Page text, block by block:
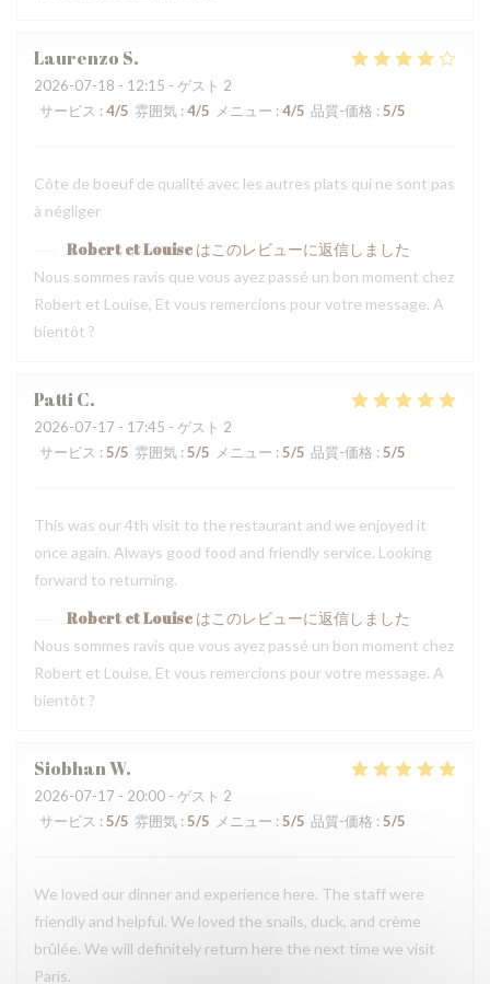
Laurenzo S
2026-07-18 - 12:15 - ゲスト 2
サービス : 4/5 雰囲気 : 4/5 メニュー : 4/5 品質-価格 : 5/5
Côte de boeuf de qualité avec les autres plats qui ne sont pas
à négliger
Robert et Louise はこのレビューに返信しました
Nous sommes ravis que vous ayez passé un bon moment chez
Robert et Louise, Et vous remercions pour votre message. A
bientôt ?
PattiC
2026-07-17 - 17:45 - ゲスト 2
サービス : 5/5 雰囲気 : 5/5 メニュー : 5/5 品質-価格 : 5/5
This was our 4th visit to the restaurant and we enjoyed it
once again. Always good food and friendly service. Looking
forward to returning.
Robert et Louise はこのレビューに返信しました
Nous sommes ravis que vous ayez passé un bon moment chez
Robert et Louise, Et vous remercions pour votre message. A
bientôt ?
SiobhanW
2026-07-17 - 20:00 - ゲスト 2
サービス : 5/5 雰囲気 : 5/5 メニュー : 5/5 品質-価格 : 5/5
We loved our dinner and experience here. The staff were
friendly and helpful. We loved the snails, duck, and crème
brûlée. We will definitely return here the next time we visit
Paris.